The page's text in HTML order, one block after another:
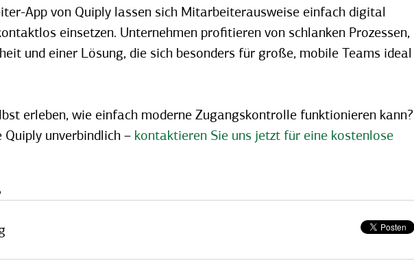
App von Quiply lassen sich Mitarbeiterausweise einfach digital
einsetzen. Unternehmen profitieren von schlanken Prozessen,
und einer Lösung, die sich besonders für große, mobile Teams ideal
erleben, wie einfach moderne Zugangskontrolle funktionieren kann?
Quiply unverbindlich – kontaktieren Sie uns jetzt für eine kostenlose